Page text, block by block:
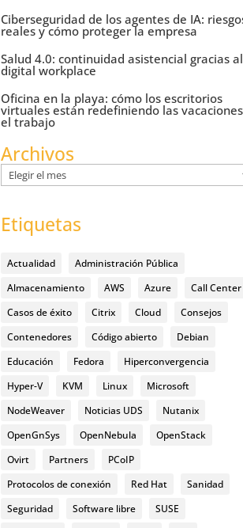
Ciberseguridad de los agentes de IA:
reales y cómo proteger la empresa
Salud 4.0: continuidad asistencial gracias al
digital workplace
Oficina en la playa: cómo los escritorios
virtuales están redefiniendo las
el trabajo
Archivos
Archivos
Etiquetas
Actualidad
Administración Pública
Almacenamiento
AWS Azure
Call Center
Casos de éxito
Citrix Cloud
Consejos
Contenedores
Código abierto
Debian
Educación
Fedora
Hiperconvergencia
Hyper-V
KVM Linux
Microsoft
NodeWeaver
Noticias UDS
Nutanix
OpenGnSys
OpenNebula
OpenStack
Ovirt
Partners
PCoIP
Protocolos de conexión
Red Hat
Sanidad
Seguridad
Software libre
SUSE